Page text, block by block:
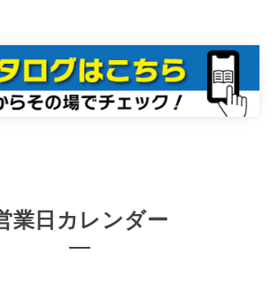
業日カレンダー